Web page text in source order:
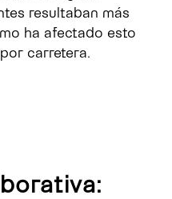
resultaban más
ha afectado esto
carretera.